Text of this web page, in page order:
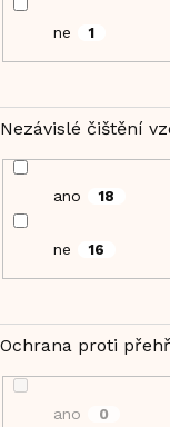
ne 1
Nezávislé čištění
ano 18
ne 16
Ochrana proti
ano 0